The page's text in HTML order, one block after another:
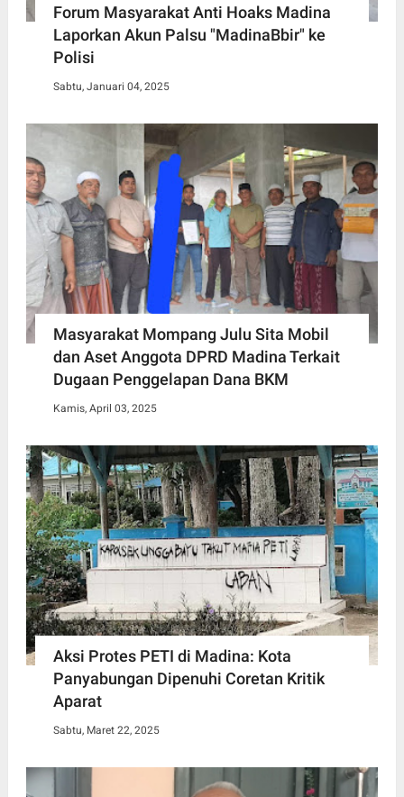
Forum Masyarakat Anti Hoaks Madina
Laporkan Akun Palsu "MadinaBbir" ke
Polisi
Sabtu, Januari 04, 2025
Masyarakat Mompang Julu Sita Mobil
dan Aset Anggota DPRD Madina Terkait
Dugaan Penggelapan Dana BKM
Kamis, April 03, 2025
Aksi Protes PETI di Madina: Kota
Panyabungan Dipenuhi Coretan Kritik
Aparat
Sabtu, Maret 22, 2025